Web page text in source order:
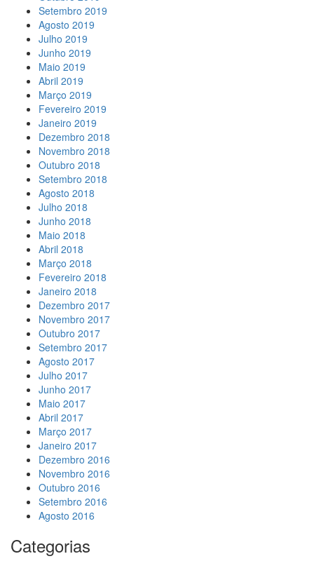
Setembro 2019
Agosto 2019
Julho 2019
Junho 2019
Maio 2019
Abril 2019
Março 2019
Fevereiro 2019
Janeiro 2019
Dezembro 2018
Novembro 2018
Outubro 2018
Setembro 2018
Agosto 2018
Julho 2018
Junho 2018
Maio 2018
Abril 2018
Março 2018
Fevereiro 2018
Janeiro 2018
Dezembro 2017
Novembro 2017
Outubro 2017
Setembro 2017
Agosto 2017
Julho 2017
Junho 2017
Maio 2017
Abril 2017
Março 2017
Janeiro 2017
Dezembro 2016
Novembro 2016
Outubro 2016
Setembro 2016
Agosto 2016
Categorias